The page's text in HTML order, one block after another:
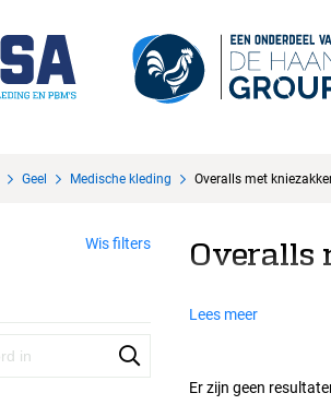
Geel Medische kleding Overalls met
Wis filters Overalls
Lees meer
Er zijn geen